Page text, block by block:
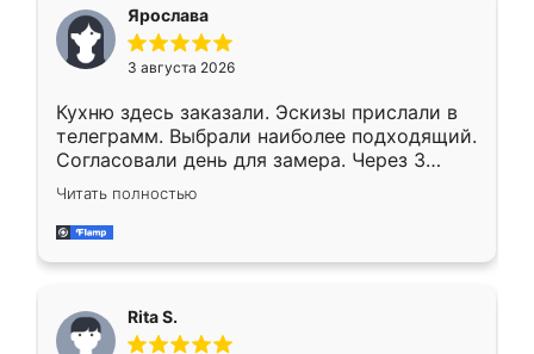
Ярослава
3 августа 2026
Кухню здесь заказали. Эскизы прислали в
телеграмм. Выбрали наиболее подходящий.
Согласовали день для замера. Через 3
недели кухня была уже готова. Остались
довольны работой. Спасибо Ренессанс
мебель за качественную работу!
Читать полностью
Rita S.